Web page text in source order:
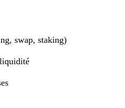
swap, staking)